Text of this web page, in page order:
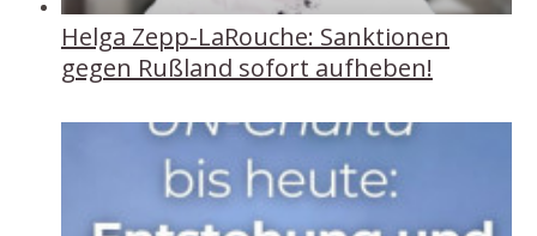
Helga Zepp-LaRouche: Sanktionen
gegen Rußland sofort aufheben!